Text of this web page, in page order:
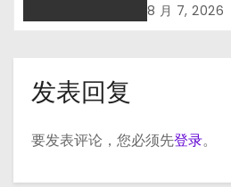
8 月 7, 2026
发表回复
要发表评论，您必须先登录。